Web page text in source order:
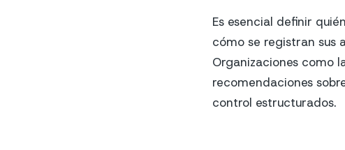
Es esencial definir
cómo se registran sus
Organizaciones como
recomendaciones
control estructurados.